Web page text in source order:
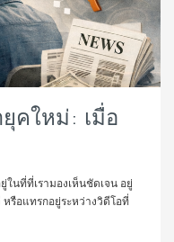
คใหม่: เมื่อ
นที่ที่เรามองเห็นชัดเจน อยู่
รือแทรกอยู่ระหว่างวิดีโอที่